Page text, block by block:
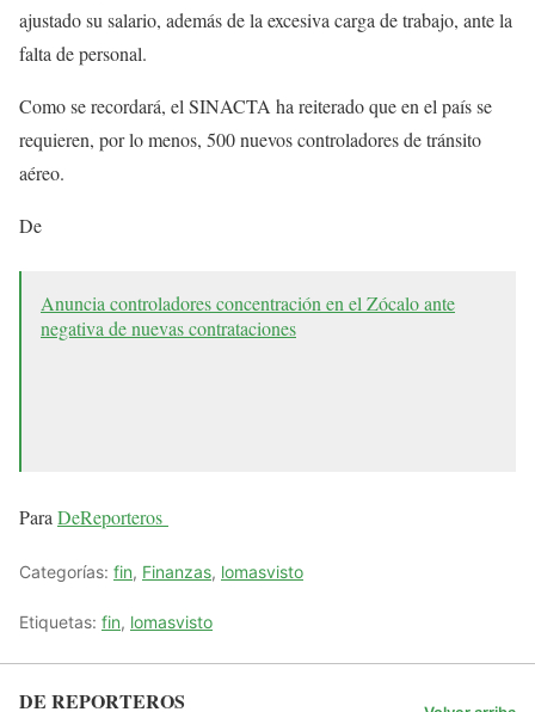
ajustado su salario, además de la excesiva carga de trabajo, ante la
falta de personal.
Como se recordará, el SINACTA ha reiterado que en el país se
requieren, por lo menos, 500 nuevos controladores de tránsito
aéreo.
De
Anuncia controladores concentración en el Zócalo ante
negativa de nuevas contrataciones
Para DeReporteros
Categorías: fin, Finanzas, lomasvisto
Etiquetas: fin, lomasvisto
DE REPORTEROS